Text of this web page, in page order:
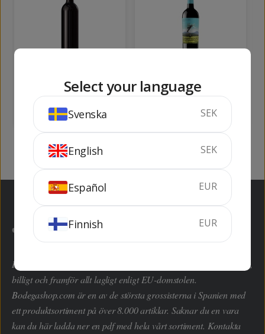
14%
SLUTSÅLD
75 cl
SLUTSÅLD
Här kan du handla hem dryckesvaror inom alla kategorier enkelt,
billigt och framför allt lagligt enligt EU-domstolen.
Bodegashop.com är en av de största grossisterna i Spanien med
ett produktsortiment på över 8.000 artiklar. Saknar du en vara
kan du här ladda ner en pdf med hela vårt sortiment. Kontakta
Select your language
Svenska SEK
English SEK
Español EUR
Finnish EUR